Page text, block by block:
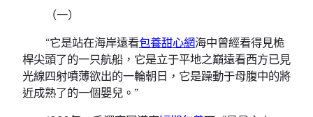
（一）
“它是站在海岸遠看包養甜心網海中曾經看得見桅
桿尖頭了的一只航船，它是立于平地之巔遠看西方已見
光線四射噴薄欲出的一輪朝日，它是躁動于母腹中的將
近成熟了的一個嬰兒。”